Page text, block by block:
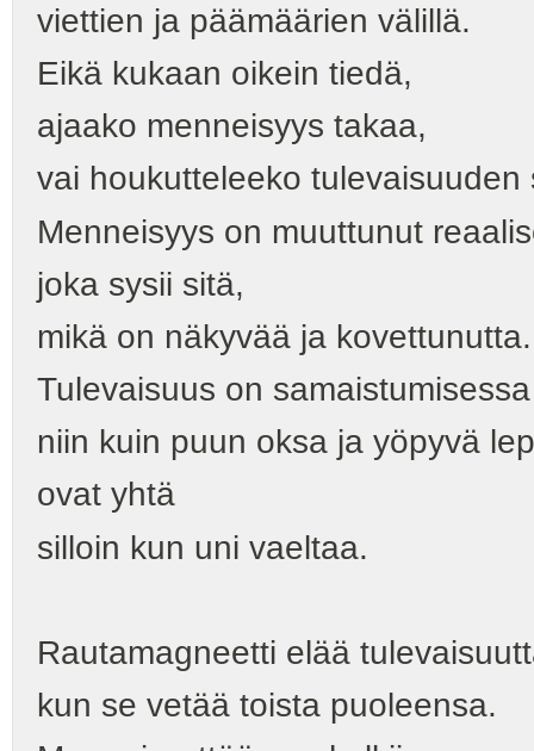
viettien ja päämäärien välillä.
Eikä kukaan oikein tiedä,
ajaako menneisyys takaa,
vai houkutteleeko
Menneisyys on muuttunut
joka sysii sitä,
mikä on näkyvää ja kovettunutta.
Tulevaisuus on
niin kuin puun oksa ja yöpyvä
ovat yhtä
silloin kun uni vaeltaa.
Rautamagneetti elää
kun se vetää toista puoleensa.